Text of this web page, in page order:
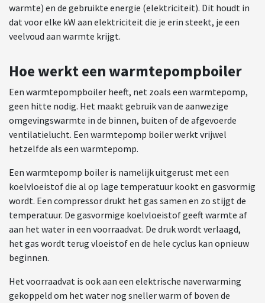
warmte) en de gebruikte energie (elektriciteit). Dit houdt in
dat voor elke kW aan elektriciteit die je erin steekt, je een
veelvoud aan warmte krijgt.
Hoe werkt een warmtepompboiler
Een warmtepompboiler heeft, net zoals een warmtepomp,
geen hitte nodig. Het maakt gebruik van de aanwezige
omgevingswarmte in de binnen, buiten of de afgevoerde
ventilatielucht. Een warmtepomp boiler werkt vrijwel
hetzelfde als een warmtepomp.
Een warmtepomp boiler is namelijk uitgerust met een
koelvloeistof die al op lage temperatuur kookt en gasvormig
wordt. Een compressor drukt het gas samen en zo stijgt de
temperatuur. De gasvormige koelvloeistof geeft warmte af
aan het water in een voorraadvat. De druk wordt verlaagd,
het gas wordt terug vloeistof en de hele cyclus kan opnieuw
beginnen.
Het voorraadvat is ook aan een elektrische naverwarming
gekoppeld om het water nog sneller warm of boven de